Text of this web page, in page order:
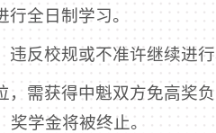
行全日制学习。
违反校规或不准许继续进
，需获得中魁双方免高奖
学金将被终止。